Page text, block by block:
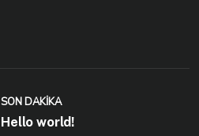
SON DAKIKA
Hello world!